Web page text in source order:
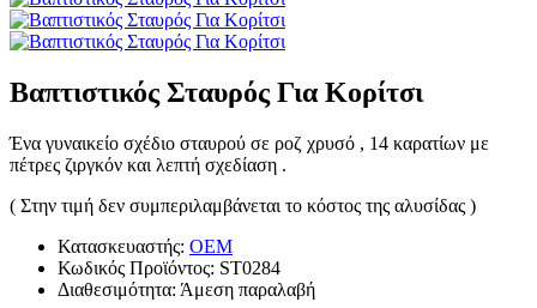
Βαπτιστικός Σταυρός Για Κορίτσι
Ένα γυναικείο σχέδιο σταυρού σε ροζ χρυσό , 14 καρατίων με
πέτρες ζιργκόν και λεπτή σχεδίαση .
( Στην τιμή δεν συμπεριλαμβάνεται το κόστος της αλυσίδας )
Κατασκευαστής: OEM
Κωδικός Προϊόντος: ST0284
Διαθεσιμότητα: Άμεση παραλαβή